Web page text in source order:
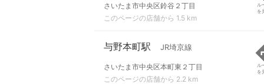
さいたま市中央区鈴谷２丁目
このページの店舗から 1.5 km
ル
を
与野本町駅 JR埼京線
さいたま市中央区本町東２丁目
このページの店舗から 2.2 km
ル
を